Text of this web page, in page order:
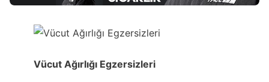
Vücut Ağırlığı Egzersizleri